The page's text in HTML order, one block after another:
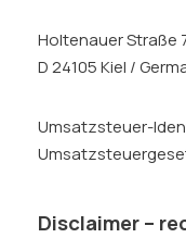
Holtenauer Straße
D 24105 Kiel /
Umsatzsteuer-
Disclaimer –